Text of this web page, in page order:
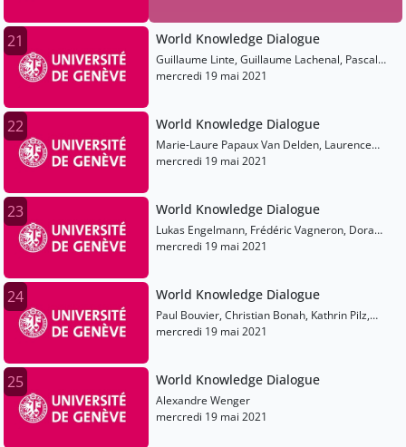
21 World Knowledge Dialogue
Guillaume Linte, Guillaume Lachenal, Pascal
Handschumacher
mercredi 19 mai 2021
22 World Knowledge Dialogue
Marie-Laure Papaux Van Delden, Laurence
Toutous Trellu, Valérie D'acremont
mercredi 19 mai 2021
23 World Knowledge Dialogue
Lukas Engelmann, Frédéric Vagneron, Dora
Vargha
mercredi 19 mai 2021
24 World Knowledge Dialogue
Paul Bouvier, Christian Bonah, Kathrin Pilz,
Anne Rassmussen, Bertrand Taithe
mercredi 19 mai 2021
25 World Knowledge Dialogue
Alexandre Wenger
mercredi 19 mai 2021